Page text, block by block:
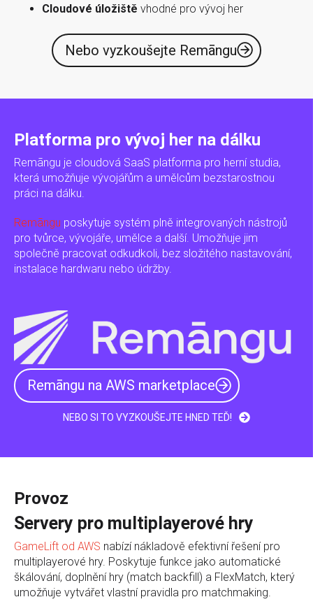
Cloudové úložiště vhodné pro vývoj her
Nebo vyzkoušejte Remāngu
Platforma pro vývoj her na dálku
Remāngu je cloudová SaaS platforma pro herní studia,
která umožňuje vývojářům a umělcům bezstarostnou
práci na dálku.
Remāngu poskytuje systém plně integrovaných nástrojů
pro tvůrce, vývojáře, umělce a další. Umožňuje jim
společně pracovat odkudkoli, bez složitého nastavování,
instalace hardwaru nebo údržby.
Remāngu na AWS marketplace
NEBO SI TO VYZKOUŠEJTE HNED TEĎ!
Provoz
Servery pro multiplayerové hry
GameLift od AWS nabízí nákladově efektivní řešení pro
multiplayerové hry. Poskytuje funkce jako automatické
škálování, doplnění hry (match backfill) a FlexMatch, který
umožňuje vytvářet vlastní pravidla pro matchmaking.